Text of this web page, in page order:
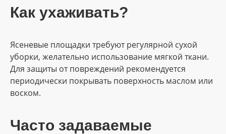
Как ухаживать?
Ясеневые площадки требуют регулярной сухой
уборки, желательно использование мягкой ткани.
Для защиты от повреждений рекомендуется
периодически покрывать поверхность маслом или
воском.
Часто задаваемые